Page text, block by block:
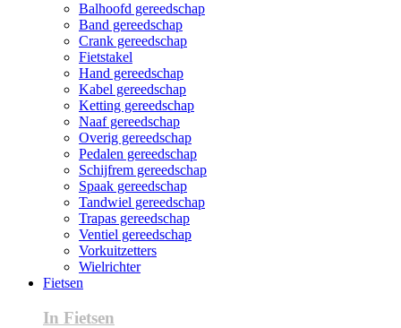
Balhoofd gereedschap
Band gereedschap
Crank gereedschap
Fietstakel
Hand gereedschap
Kabel gereedschap
Ketting gereedschap
Naaf gereedschap
Overig gereedschap
Pedalen gereedschap
Schijfrem gereedschap
Spaak gereedschap
Tandwiel gereedschap
Trapas gereedschap
Ventiel gereedschap
Vorkuitzetters
Wielrichter
Fietsen
In Fietsen